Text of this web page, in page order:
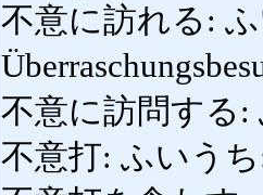
不意に訪れる:
不意に訪問する
不意打: ふいうち